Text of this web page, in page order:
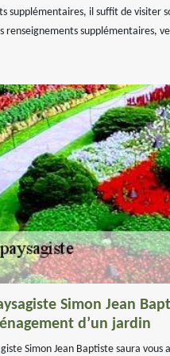
supplémentaires, il suffit de visiter
renseignements supplémentaires,
Simon Jean
d’un jardin
Simon Jean Baptiste saura vous